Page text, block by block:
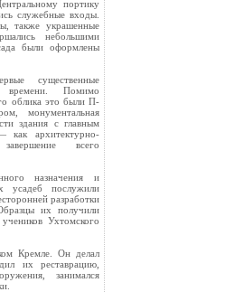
портику
служебные входы.
также украшенные
небольшими
были оформлены
существенные
времени. Помимо
облика это были П-
монументальная
здания с главным
как архитектурно-
всего
назначения и
усадеб послужили
разработки
их получили
Ухтомского
Кремле. Он делал
их реставрацию,
занимался